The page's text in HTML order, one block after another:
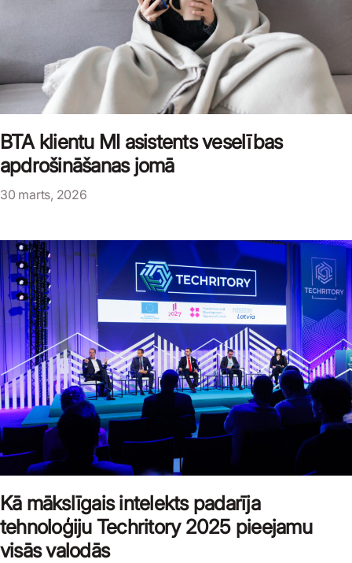
BTA klientu MI asistents veselības
apdrošināšanas jomā
30 marts, 2026
Kā mākslīgais intelekts padarīja
tehnoloģiju Techritory 2025 pieejamu
visās valodās